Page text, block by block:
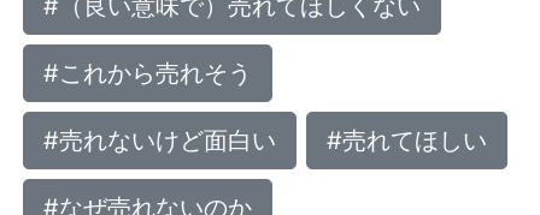
#（良い意味で）売れてほしくない
#これから売れそう
#売れないけど面白い #売れてほしい
#なぜ売れないのか